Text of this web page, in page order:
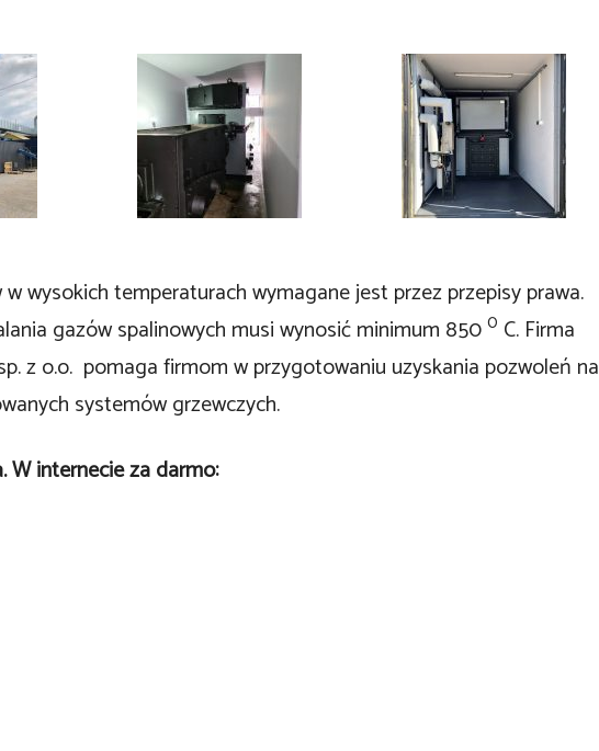
wysokich temperaturach wymagane jest przez przepisy prawa.
gazów spalinowych musi wynosić minimum 850 0 C. Firma
sp. z o.o. pomaga firmom w przygotowaniu uzyskania pozwoleń na
systemów grzewczych.
W internecie za darmo: